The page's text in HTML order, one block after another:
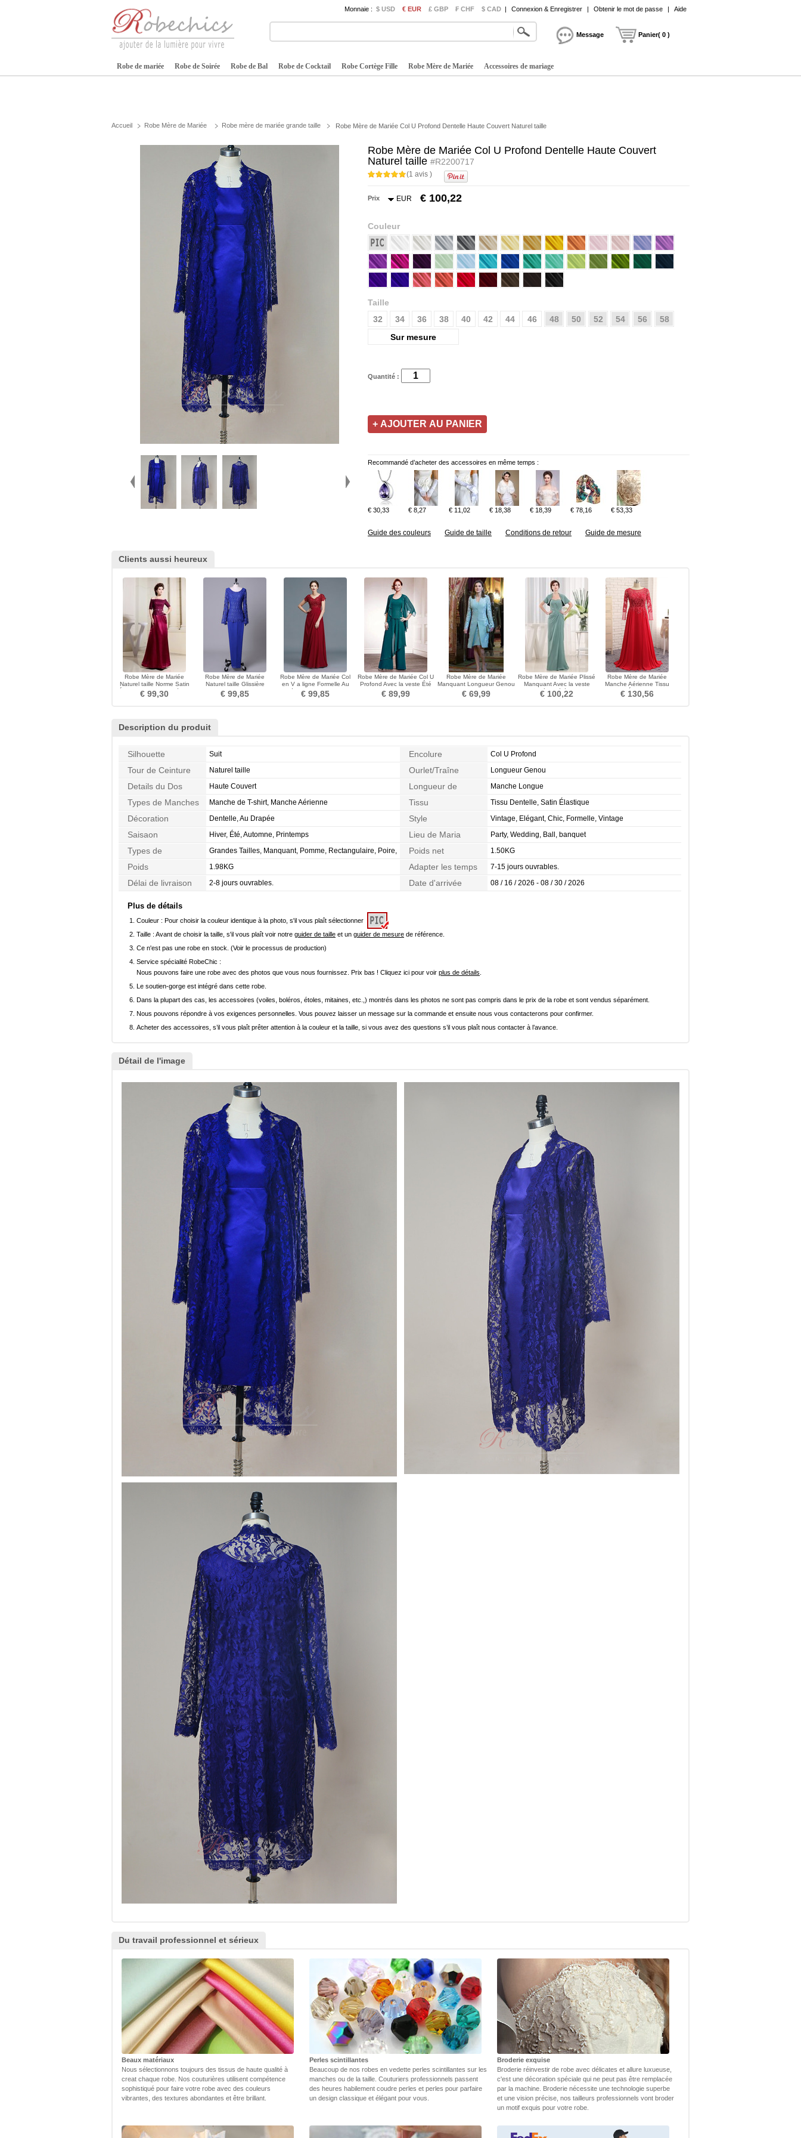
Monnaie : $ USD € EUR £ GBP ₣ CHF $ CAD | Connexion & Enregistrer | Obtenir le mot de passe | Aide
Message Panier( 0 )
Robe de mariée Robe de Soirée Robe de Bal Robe de Cocktail Robe Cortège Fille Robe Mère de Mariée Accessoires de mariage
Accueil Robe Mère de Mariée Robe mère de mariée grande taille Robe Mère de Mariée Col U Profond Dentelle Haute Couvert Naturel taille
Robe Mère de Mariée Col U Profond Dentelle Haute Couvert
Naturel taille #R2200717
(1 avis )
Prix EUR € 100,22
Couleur
Taille
32
34 36 38 40 42 44 46 48 50 52 54 56
58
Sur mesure
Quantité :
Recommandé d’acheter des accessoires en même temps :
€ 30,33 € 8,27 € 11,02 € 18,38 € 18,39 € 78,16 € 53,33
Guide des couleurs Guide de taille Conditions de retour Guide de mesure
Clients aussi heureux
Robe Mère de Mariée
Naturel taille Norme Satin
Élastique Fermeture éclair
€ 99,30
Robe Mère de Mariée
Naturel taille Glissière
Vintage Longueur Cheville
€ 99,85
Robe Mère de Mariée Col
en V a ligne Formelle Au
Drapée Couvert de Dentelle
€ 99,85
Robe Mère de Mariée Col U
Profond Avec la veste Été
Naturel taille
€ 89,99
Robe Mère de Mariée
Manquant Longueur Genou
Dentelle Couvert de
Dentelle
€ 69,99
Robe Mère de Mariée Plissé
Manquant Avec la veste
Glissière Cérémonial
€ 100,22
Robe Mère de Mariée
Manche Aérienne Tissu
Dentelle Éternel Trou De
Serrure
€ 130,56
Description du produit
Silhouette Suit Encolure Col U Profond
Tour de Ceinture Naturel taille Ourlet/Traîne Longueur Genou
Details du Dos Haute Couvert
Longueur de
Manches
Manche Longue
Types de Manches Manche de T-shirt, Manche Aérienne Tissu Tissu Dentelle, Satin Élastique
Décoration Dentelle, Au Drapée Style Vintage, Elégant, Chic, Formelle, Vintage
Saisaon Hiver, Été, Automne, Printemps Lieu de Maria Party, Wedding, Ball, banquet
Types de
Morphologie
Grandes Tailles, Manquant, Pomme, Rectangulaire, Poire,
Sablier
Poids net 1.50KG
Poids 1.98KG Adapter les temps 7-15 jours ouvrables.
Délai de livraison 2-8 jours ouvrables. Date d'arrivée 08 / 16 / 2026 - 08 / 30 / 2026
Plus de détails
Couleur : Pour choisir la couleur identique à la photo, s'il vous plaît sélectionner
Taille : Avant de choisir la taille, s'il vous plaît voir notre guider de taille et un guider de mesure de référence.
Ce n'est pas une robe en stock. (Voir le processus de production)
Service spécialité RobeChic :
Nous pouvons faire une robe avec des photos que vous nous fournissez. Prix bas ! Cliquez ici pour voir plus de détails
Le soutien-gorge est intégré dans cette robe.
Dans la plupart des cas, les accessoires (voiles, boléros, étoles, mitaines, etc.,) montrés dans les photos ne sont pas compris dans le prix de la robe et sont vendus séparément.
Nous pouvons répondre à vos exigences personnelles. Vous pouvez laisser un message sur la commande et ensuite nous vous contacterons pour confirmer.
Acheter des accessoires, s’il vous plaît prêter attention à la couleur et la taille, si vous avez des questions s’il vous plaît nous contacter à l’avance.
Détail de l'image
Du travail professionnel et sérieux
Beaux matériaux
Nous sélectionnons toujours des tissus de haute qualité à
creat chaque robe. Nos couturières utilisent compétence
sophistiqué pour faire votre robe avec des couleurs
vibrantes, des textures abondantes et être brillant.
Perles scintillantes
Beaucoup de nos robes en vedette perles scintillantes sur les
manches ou de la taille. Couturiers professionnels passent
des heures habilement coudre perles et perles pour parfaire
un design classique et élégant pour vous.
Broderie exquise
Broderie réinvestir de robe avec délicates et allure luxueuse,
c'est une décoration spéciale qui ne peut pas être remplacée
par la machine. Broderie nécessite une technologie superbe
et une vision précise, nos tailleurs professionnels vont broder
un motif exquis pour votre robe.